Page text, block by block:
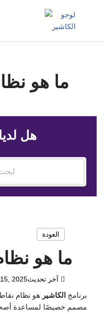
ما هو
هل
العودة
ما هو
آخر تحديث2025
برنامج الكاشير
مصمم خصيصًا لمساعدة